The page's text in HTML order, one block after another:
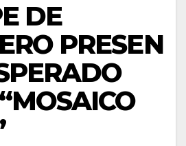
DE
PRESEN